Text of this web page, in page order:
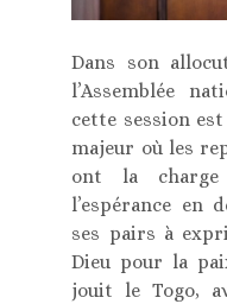
Dans son
l’Assemblée
cette session
majeur où les
ont la
l’espérance en
ses pairs à
Dieu pour la
jouit le Togo,